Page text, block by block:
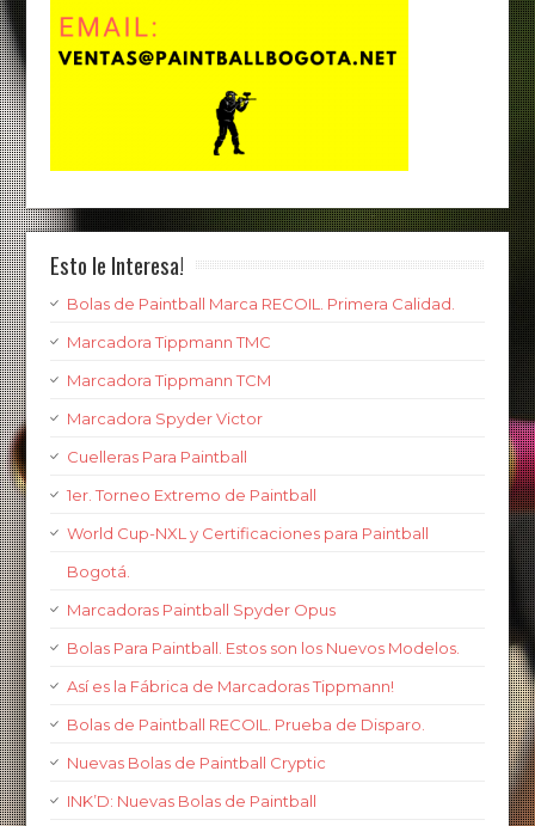
Esto le Interesa!
Bolas de Paintball Marca RECOIL. Primera Calidad.
Marcadora Tippmann TMC
Marcadora Tippmann TCM
Marcadora Spyder Victor
Cuelleras Para Paintball
1er. Torneo Extremo de Paintball
World Cup-NXL y Certificaciones para Paintball
Bogotá.
Marcadoras Paintball Spyder Opus
Bolas Para Paintball. Estos son los Nuevos Modelos.
Así es la Fábrica de Marcadoras Tippmann!
Bolas de Paintball RECOIL. Prueba de Disparo.
Nuevas Bolas de Paintball Cryptic
INK’D: Nuevas Bolas de Paintball